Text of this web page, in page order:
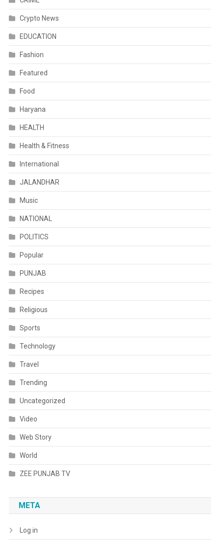
Crypto News
EDUCATION
Fashion
Featured
Food
Haryana
HEALTH
Health & Fitness
International
JALANDHAR
Music
NATIONAL
POLITICS
Popular
PUNJAB
Recipes
Religious
Sports
Technology
Travel
Trending
Uncategorized
Video
Web Story
World
ZEE PUNJAB TV
META
Log in